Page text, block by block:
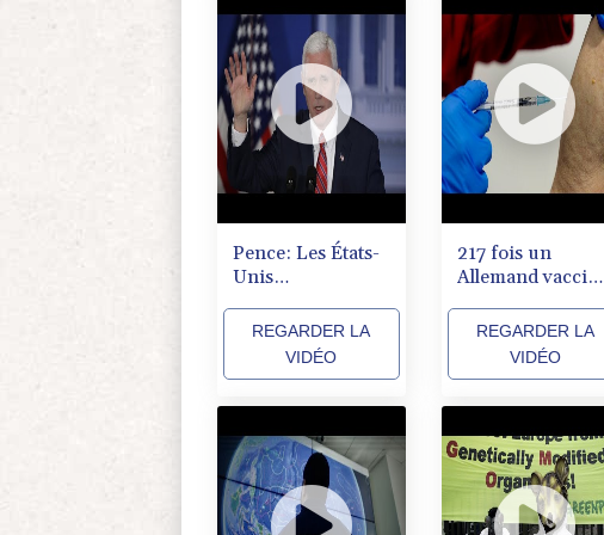
Pence: Les États-
Unis
soutenir l'Ukraine
REGARDER LA
VIDÉO
217 fois un
Allemand vacciné
REGARDER LA
VIDÉO